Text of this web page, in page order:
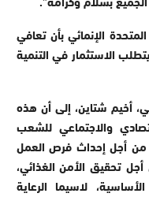
الإنمائي بأن تعافي
صراعا دام 14 عاما، يتطلب الاستثمار في التنمية
أخيم شتاين، إلى أن هذه
والاجتماعي للشعب
من أجل إحداث فرص العمل
تحقيق الأمن الغذائي،
لاسيما الرعاية